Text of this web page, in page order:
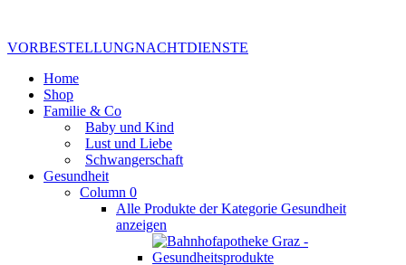
VORBESTELLUNGNACHTDIENSTE
Home
Shop
Familie & Co
Baby und Kind
Lust und Liebe
Schwangerschaft
Gesundheit
Column 0
Alle Produkte der Kategorie Gesundheit
anzeigen